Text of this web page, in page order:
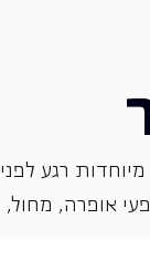
רגע לפני
אופרה, ‏מחול,